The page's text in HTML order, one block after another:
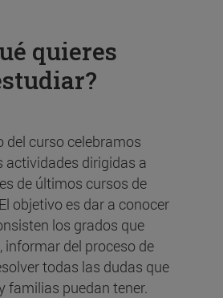
quieres
del curso celebramos
actividades dirigidas a
de últimos cursos de
objetivo es dar a conocer
los grados que
informar del proceso de
todas las dudas que
familias puedan tener.